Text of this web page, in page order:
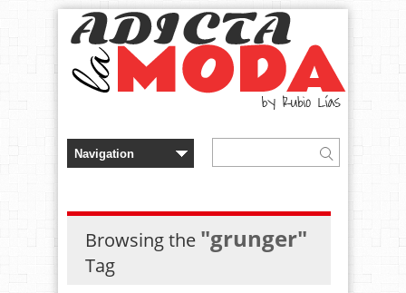
Browsing the "grunger"
Tag